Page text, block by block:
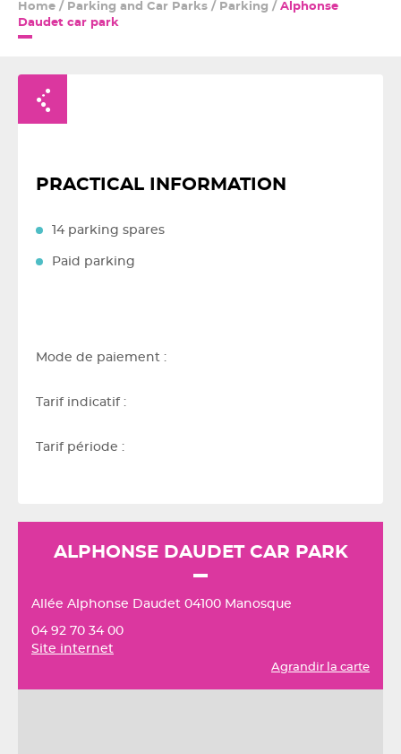
Home / Parking and Car Parks / Parking / Alphonse
Daudet car park
PRACTICAL INFORMATION
14 parking spares
Paid parking
Mode de paiement :
Tarif indicatif :
Tarif période :
ALPHONSE DAUDET CAR PARK
Allée Alphonse Daudet 04100 Manosque
04 92 70 34 00
Site internet
Agrandir la carte